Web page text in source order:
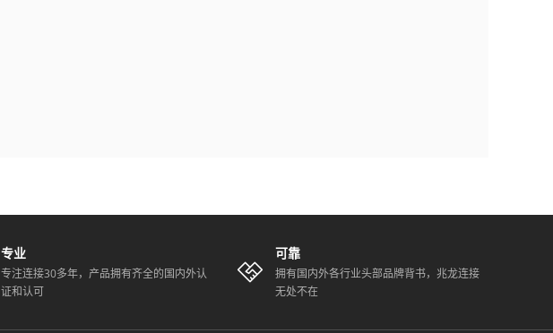
专业
专注连接30多年，产品拥有齐全的国内外认
证和认可
可靠
拥有国内外各行业头部品牌背书，兆龙连接
无处不在